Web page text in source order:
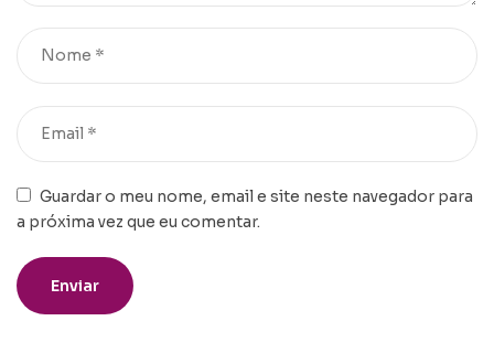
Guardar o meu nome, email e site neste navegador para
a próxima vez que eu comentar.